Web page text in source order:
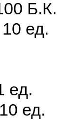
Б.К.
ед.
ед.